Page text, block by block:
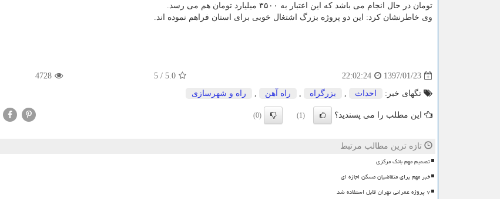
تومان در حال انجام می باشد كه این اعتبار به ۳۵۰۰ میلیارد تومان هم می رسد.
وی خاطرنشان كرد: این دو پروژه بزرگ اشتغال خوبی برای استان فراهم نموده اند.
1397/01/23
22:02:24
5.0
/
5
4728
تگهای خبر: احداث , بزرگراه , راه آهن , راه و شهرسازی
این مطلب را می پسندید؟ (1)
(0)
تازه ترین مطالب مرتبط
تصمیم مهم بانک مرکزی
خبر مهم برای متقاضیان مسکن اجازه ای
۷ پروژه عمرانی تهران قابل استفاده شد